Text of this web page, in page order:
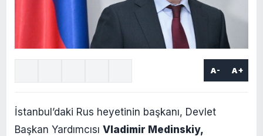
A- A+
İstanbul’daki Rus heyetinin başkanı, Devlet
Başkan Yardımcısı Vladimir Medinskiy,